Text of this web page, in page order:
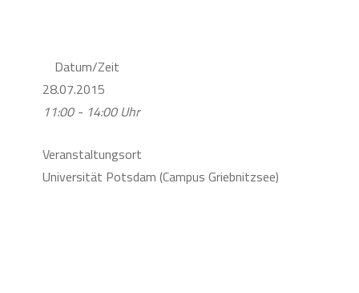
Datum/Zeit
28.07.2015
11:00 - 14:00 Uhr
Veranstaltungsort
Universität Potsdam (Campus Griebnitzsee)